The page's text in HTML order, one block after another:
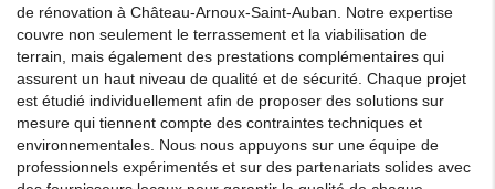
de rénovation à Château-Arnoux-Saint-Auban. Notre expertise
couvre non seulement le terrassement et la viabilisation de
terrain, mais également des prestations complémentaires qui
assurent un haut niveau de qualité et de sécurité. Chaque projet
est étudié individuellement afin de proposer des solutions sur
mesure qui tiennent compte des contraintes techniques et
environnementales. Nous nous appuyons sur une équipe de
professionnels expérimentés et sur des partenariats solides avec